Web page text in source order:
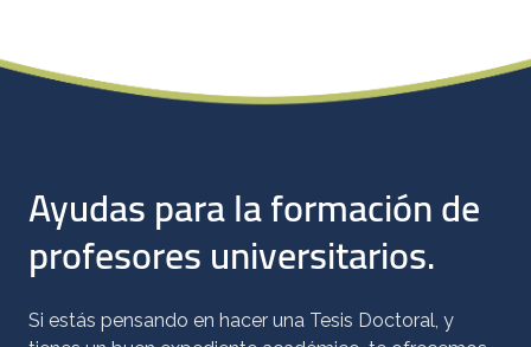
Ayudas para la formación de
profesores universitarios.
Si estás pensando en hacer una Tesis Doctoral, y